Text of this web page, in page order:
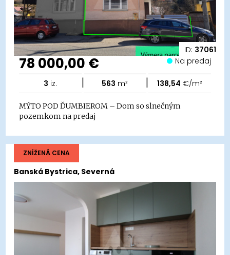
ID: 37061
78 000,00 € Na predaj
3 iz. | 563 m² | 138,54 €/m²
MÝTO POD ĎUMBIEROM – Dom so slnečným
pozemkom na predaj
Banská Bystrica, Severná
ZNÍŽENÁ CENA